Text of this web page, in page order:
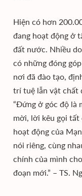
Hiện có hơn
đang hoạt động ở
đất nước. Nhiều
có những đóng
nơi đã đào tạo,
trí tuệ lẫn vật chất
“Đứng ở góc độ là
mời, lời kêu gọi tất
hoạt động của
nói riêng, cùng
chính của mình
đoạn mới.” – TS.